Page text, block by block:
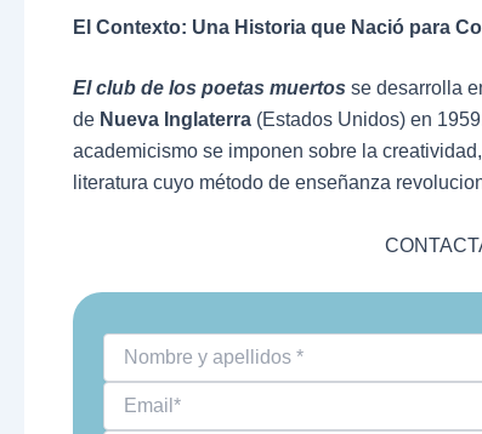
El Contexto: Una Historia que Nació para
El club de los poetas muertos se desarrolla
de Nueva Inglaterra (Estados Unidos) en
academicismo se imponen sobre la
literatura cuyo método de enseñanza